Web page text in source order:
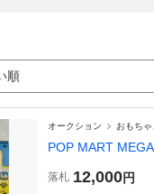
順
オークション おもち
POP MART
落札 12,000円